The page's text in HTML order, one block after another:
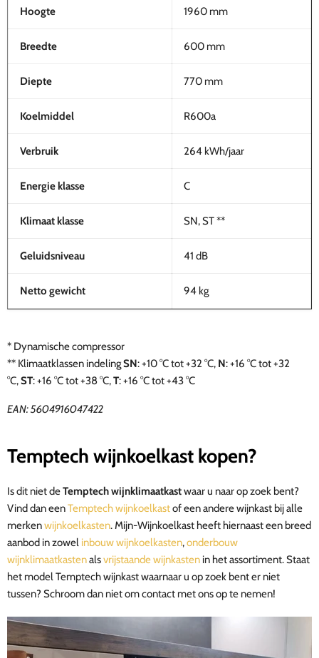
Hoogte 1960 mm
Breedte 600 mm
Diepte 770 mm
Koelmiddel R600a
Verbruik 264 kWh/jaar
Energie klasse C
Klimaat klasse SN, ST **
Geluidsniveau 41 dB
Netto gewicht 94 kg
* Dynamische compressor
** Klimaatklassen indelingSN: +10 °C tot +32 °C, N: +16 °C tot +32
°C,ST: +16 °C tot +38 °C,T: +16 °C tot +43 °C
EAN:5604916047422
Temptech wijnkoelkast kopen?
Is dit niet deTemptech wijnklimaatkastwaar u naar op zoek bent?
Vind dan eenTemptech wijnkoelkastof een andere wijnkast bij alle
merkenwijnkoelkasten. Mijn-Wijnkoelkast heeft hiernaast een breed
aanbod in zowel inbouw wijnkoelkasten,onderbouw
wijnklimaatkastenalsvrijstaande wijnkasten in het assortiment. Staat
het model Temptech wijnkast waarnaar u op zoek bent er niet
tussen? Schroom dan niet om contact met ons op te nemen!